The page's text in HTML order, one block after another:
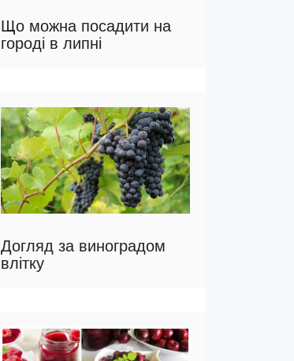
Що можна посадити на
городі в липні
Догляд за виноградом
влітку